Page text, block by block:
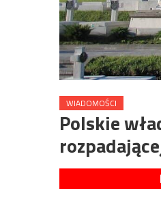
WIADOMOŚCI
Polskie